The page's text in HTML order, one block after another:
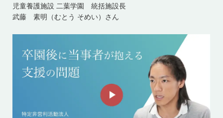
児童養護施設 二葉学園 統括施設長
武藤 素明（むとう そめい）さん